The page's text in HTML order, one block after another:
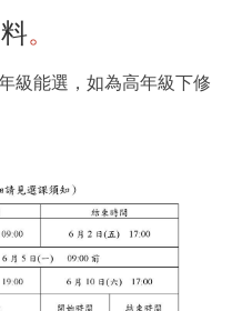
。
級能選，如為高年級下修